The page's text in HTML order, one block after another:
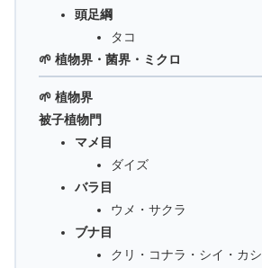
頭足綱
タコ
🌱 植物界・菌界・ミクロ
🌱 植物界
被子植物門
マメ目
ダイズ
バラ目
ウメ・サクラ
ブナ目
クリ・コナラ・シイ・カシ